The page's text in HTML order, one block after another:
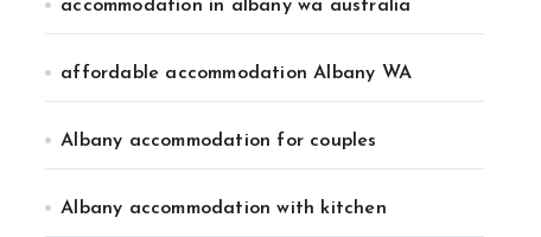
accommodation in albany wa australia
affordable accommodation Albany WA
Albany accommodation for couples
Albany accommodation with kitchen